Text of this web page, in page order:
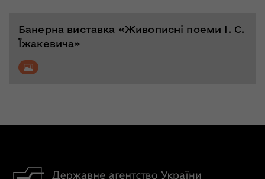
Банерна виставка «Живописні поеми І. С.
Їжакевича»